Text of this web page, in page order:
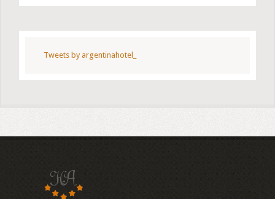
Tweets by argentinahotel_